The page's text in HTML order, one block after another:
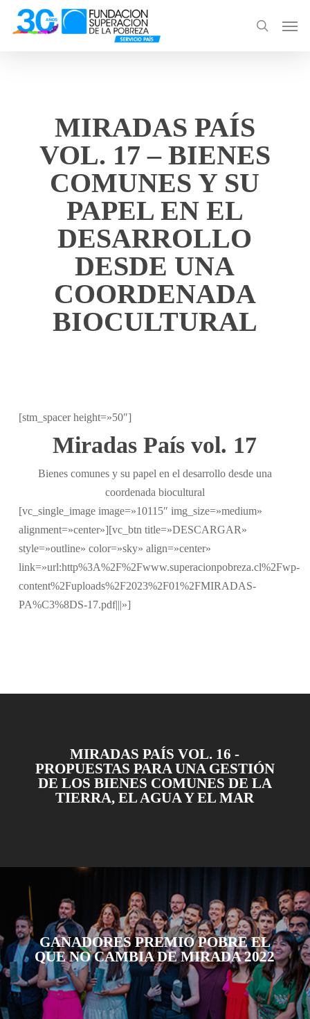
search
Menu
MIRADAS PAÍS
VOL. 17 – BIENES
COMUNES Y SU
PAPEL EN EL
DESARROLLO
DESDE UNA
COORDENADA
BIOCULTURAL
[stm_spacer height=»50″]
Miradas País vol. 17
Bienes comunes y su papel en el desarrollo desde una
coordenada biocultural
[vc_single_image image=»10115″ img_size=»medium»
alignment=»center»][vc_btn title=»DESCARGAR»
style=»outline» color=»sky» align=»center»
link=»url:http%3A%2F%2Fwww.superacionpobreza.cl%2Fwp-
content%2Fuploads%2F2023%2F01%2FMIRADAS-
PA%C3%8DS-17.pdf|||»]
MIRADAS PAÍS VOL. 16 -
PROPUESTAS PARA UNA GESTIÓN
DE LOS BIENES COMUNES DE LA
TIERRA, EL AGUA Y EL MAR
GANADORES PREMIO POBRE EL
QUE NO CAMBIA DE MIRADA 2022